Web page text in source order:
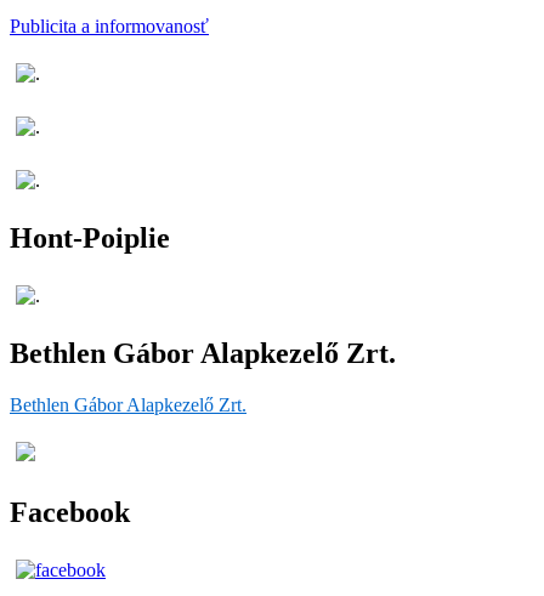
Publicita a informovanosť
Hont-Poiplie
Bethlen Gábor Alapkezelő Zrt.
Bethlen Gábor Alapkezelő Zrt.
Facebook